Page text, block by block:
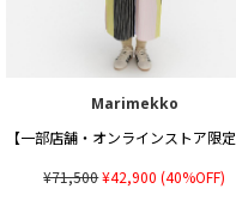
Marimekko
¥71,500¥42,900 (40%OFF)